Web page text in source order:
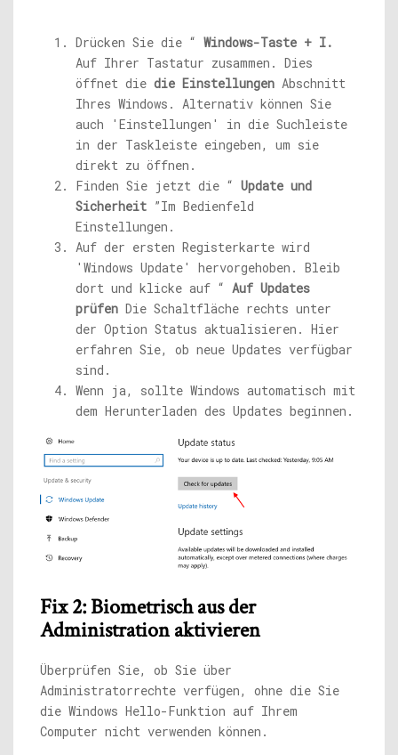
Drücken Sie die “ Windows-Taste + I.
Auf Ihrer Tastatur zusammen. Dies
öffnet die die Einstellungen Abschnitt
Ihres Windows. Alternativ können Sie
auch 'Einstellungen' in die Suchleiste
in der Taskleiste eingeben, um sie
direkt zu öffnen.
Finden Sie jetzt die “ Update und
Sicherheit ”Im Bedienfeld
Einstellungen.
Auf der ersten Registerkarte wird
'Windows Update' hervorgehoben. Bleib
dort und klicke auf “ Auf Updates
prüfen Die Schaltfläche rechts unter
der Option Status aktualisieren. Hier
erfahren Sie, ob neue Updates verfügbar
sind.
Wenn ja, sollte Windows automatisch mit
dem Herunterladen des Updates beginnen.
Fix 2: Biometrisch aus der
Administration aktivieren
Überprüfen Sie, ob Sie über
Administratorrechte verfügen, ohne die Sie
die Windows Hello-Funktion auf Ihrem
Computer nicht verwenden können.